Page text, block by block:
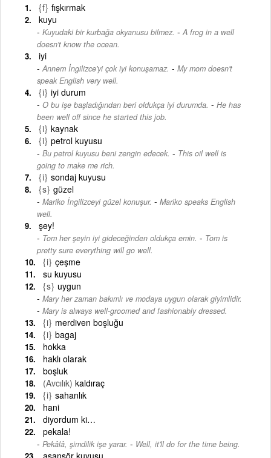
{f} fışkırmak
kuyu
Kuyudaki bir kurbağa okyanusu bilmez. - A frog in a well
doesn't know the ocean.
iyi
Annem İngilizce'yi çok iyi konuşamaz. - My mom doesn't
speak English very well.
{i} iyi durum
O bu işe başladığından beri oldukça iyi durumda. - He has
been well off since he started this job.
{i} kaynak
{i} petrol kuyusu
Bu petrol kuyusu beni zengin edecek. - This oil well is
going to make me rich.
{i} sondaj kuyusu
{s} güzel
Mariko İngilizceyi güzel konuşur. - Mariko speaks English
well.
şey!
Tom her şeyin iyi gideceğinden oldukça emin. - Tom is
pretty sure everything will go well.
{i} çeşme
su kuyusu
{s} uygun
Mary her zaman bakımlı ve modaya uygun olarak giyimlidir.
- Mary is always well-groomed and fashionably dressed.
{i} merdiven boşluğu
{i} bagaj
hokka
haklı olarak
boşluk
(Avcılık) kaldıraç
{i} sahanlık
hani
diyordum ki…
pekala!
Pekâlâ, şimdilik işe yarar. - Well, it'll do for the time being.
asansör kuyusu